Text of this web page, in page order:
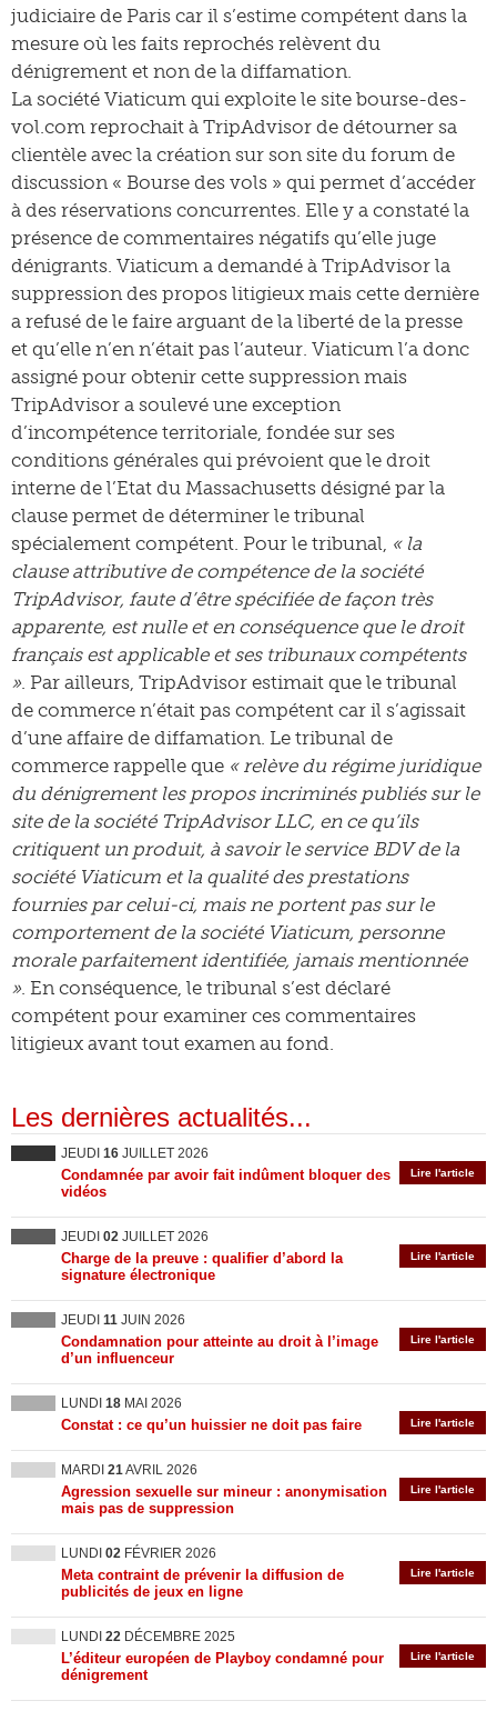
judiciaire de Paris car il s’estime compétent dans la
mesure où les faits reprochés relèvent du
dénigrement et non de la diffamation.
La société Viaticum qui exploite le site bourse-des-
vol.com reprochait à TripAdvisor de détourner sa
clientèle avec la création sur son site du forum de
discussion « Bourse des vols » qui permet d’accéder
à des réservations concurrentes. Elle y a constaté la
présence de commentaires négatifs qu’elle juge
dénigrants. Viaticum a demandé à TripAdvisor la
suppression des propos litigieux mais cette dernière
a refusé de le faire arguant de la liberté de la presse
et qu’elle n’en n’était pas l’auteur. Viaticum l’a donc
assigné pour obtenir cette suppression mais
TripAdvisor a soulevé une exception
d’incompétence territoriale, fondée sur ses
conditions générales qui prévoient que le droit
interne de l’Etat du Massachusetts désigné par la
clause permet de déterminer le tribunal
spécialement compétent. Pour le tribunal, « la
clause attributive de compétence de la société
TripAdvisor, faute d’être spécifiée de façon très
apparente, est nulle et en conséquence que le droit
français est applicable et ses tribunaux compétents
». Par ailleurs, TripAdvisor estimait que le tribunal
de commerce n’était pas compétent car il s’agissait
d’une affaire de diffamation. Le tribunal de
commerce rappelle que « relève du régime juridique
du dénigrement les propos incriminés publiés sur le
site de la société TripAdvisor LLC, en ce qu’ils
critiquent un produit, à savoir le service BDV de la
société Viaticum et la qualité des prestations
fournies par celui-ci, mais ne portent pas sur le
comportement de la société Viaticum, personne
morale parfaitement identifiée, jamais mentionnée
». En conséquence, le tribunal s’est déclaré
compétent pour examiner ces commentaires
litigieux avant tout examen au fond.
Les dernières actualités...
JEUDI 16 JUILLET 2026
Lire l'article
Condamnée par avoir fait indûment bloquer des
vidéos
JEUDI 02 JUILLET 2026
Lire l'article
Charge de la preuve : qualifier d’abord la
signature électronique
JEUDI 11 JUIN 2026
Lire l'article
Condamnation pour atteinte au droit à l’image
d’un influenceur
LUNDI 18 MAI 2026
Lire l'article
Constat : ce qu’un huissier ne doit pas faire
MARDI 21AVRIL 2026
Lire l'article
Agression sexuelle sur mineur : anonymisation
mais pas de suppression
LUNDI 02 FÉVRIER 2026
Lire l'article
Meta contraint de prévenir la diffusion de
publicités de jeux en ligne
LUNDI 22 DÉCEMBRE 2025
Lire l'article
L’éditeur européen de Playboy condamné pour
dénigrement